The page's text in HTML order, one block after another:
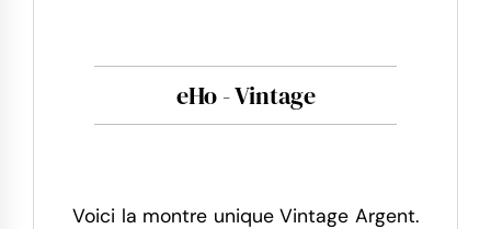
eHo - Vintage
Voici la montre unique Vintage Argent.